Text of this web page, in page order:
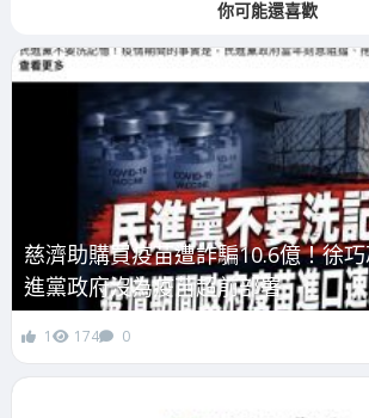
你可能還喜歡
慈濟助購買疫苗遭詐騙10.6億！徐
進黨政府沒為疫苗超前部署
1 174 0